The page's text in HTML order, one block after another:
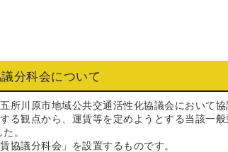
分科会について
川原市地域公共交通活性化協議会において
る観点から、運賃等を定めようとする当該一
。
議分科会」を設置するものです。